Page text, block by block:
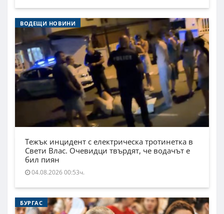
ВОДЕЩИ НОВИНИ
Тежък инцидент с електрическа тротинетка в
Свети Влас. Очевидци твърдят, че водачът е
бил пиян
04.08.2026 00:53ч.
БУРГАС